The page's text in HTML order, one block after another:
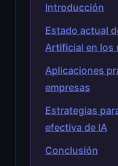
Introducción
Estado actual
Artificial en los
Aplicaciones
empresas
Estrategias
efectiva de IA
Conclusión